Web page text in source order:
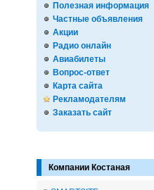
Полезная информация
Частные объявления
Акции
Радио онлайн
Авиабилеты
Вопрос-ответ
Карта сайта
Рекламодателям
Заказать сайт
Компании Костаная